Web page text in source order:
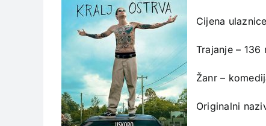
Cijena
Trajanje – 136
Žanr –
Originalni